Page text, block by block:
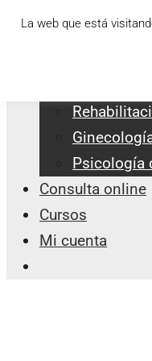
SaltarMenu
Psicología
Consulta online
Cursos
Mi cuenta
La web que está